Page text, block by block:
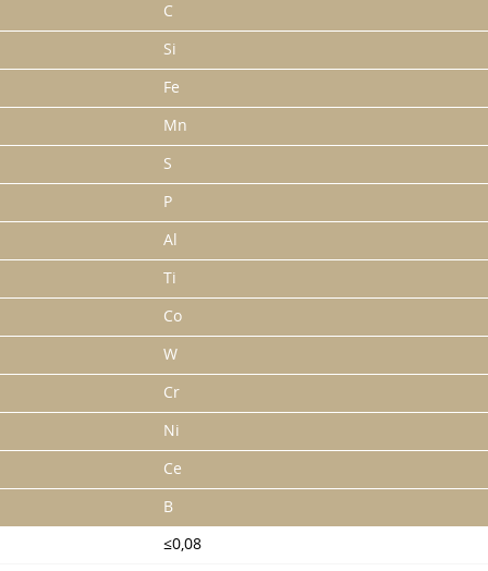
C
Si
Fe
Mn
S
P
Al
Ti
Co
W
Cr
Ni
Ce
B
≤0,08